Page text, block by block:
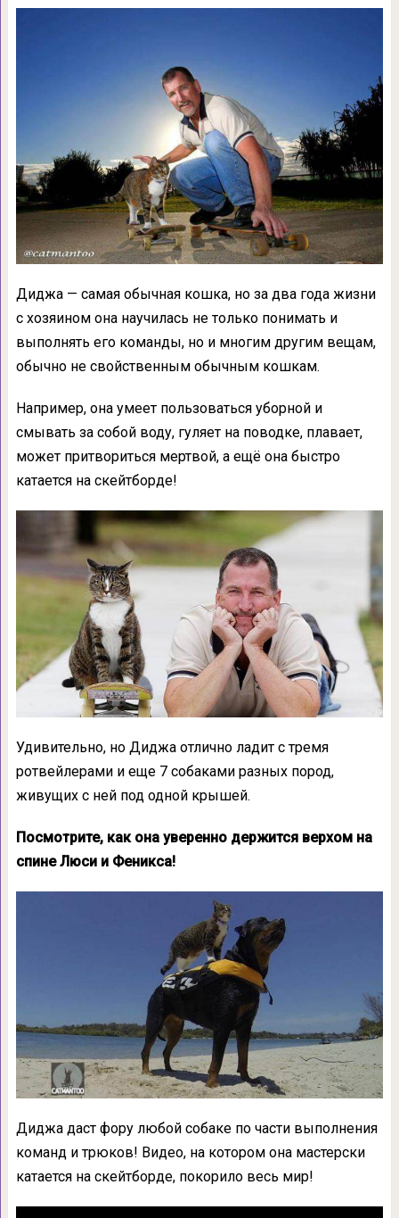
Диджа — самая обычная кошка, но за два года жизни
с хозяином она научилась не только понимать и
выполнять его команды, но и многим другим вещам,
обычно не свойственным обычным кошкам.
Например, она умеет пользоваться уборной и
смывать за собой воду, гуляет на поводке, плавает,
может притвориться мертвой, а ещё она быстро
катается на скейтборде!
Удивительно, но Диджа отлично ладит с тремя
ротвейлерами и еще 7 собаками разных пород,
живущих с ней под одной крышей.
Посмотрите, как она уверенно держится верхом на
спине Люси и Феникса!
Диджа даст фору любой собаке по части выполнения
команд и трюков! Видео, на котором она мастерски
катается на скейтборде, покорило весь мир!